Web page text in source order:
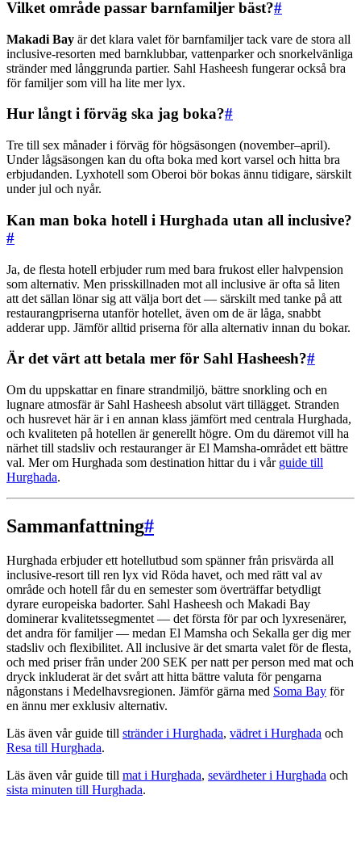
Vilket område passar barnfamiljer bäst?#
Makadi Bay är det klara valet för barnfamiljer tack vare de stora all
inclusive-resorten med barnklubbar, vattenparker och snorkelvänliga
stränder med långgrunda partier. Sahl Hasheesh fungerar också bra
för familjer som vill ha lite mer lyx.
Hur långt i förväg ska jag boka?#
Tre till sex månader i förväg för högsäsongen (november–april).
Under lågsäsongen kan du ofta boka med kort varsel och hitta bra
erbjudanden. Lyxhotell som Oberoi bör bokas ännu tidigare, särskilt
under jul och nyår.
Kan man boka hotell i Hurghada utan all inclusive?
#
Ja, de flesta hotell erbjuder rum med bara frukost eller halvpension
som alternativ. Men prisskillnaden mot all inclusive är ofta så liten
att det sällan lönar sig att välja bort det — särskilt med tanke på att
restaurangpriserna utanför hotellet, även om de är låga, snabbt
adderar upp. Jämför alltid priserna för alla alternativ innan du bokar.
Är det värt att betala mer för Sahl Hasheesh?#
Om du uppskattar en finare strandmiljö, bättre snorkling och en
lugnare atmosfär är Sahl Hasheesh absolut värt tillägget. Stranden
och husrevet här är i en annan klass jämfört med centrala Hurghada,
och kvaliteten på hotellen är generellt högre. Om du däremot vill ha
närhet till stadsliv och restauranger är El Mamsha-området ett bättre
val. Mer om Hurghada som destination hittar du i vår guide till
Hurghada.
Sammanfattning#
Hurghada erbjuder ett hotellutbud som spänner från prisvärda all
inclusive-resort till ren lyx vid Röda havet, och med rätt val av
område och hotell får du en semester som överträffar betydligt
dyrare europeiska badorter. Sahl Hasheesh och Makadi Bay
dominerar kvalitetssegmentet — det första för par och lyxresenärer,
det andra för familjer — medan El Mamsha och Sekalla ger dig mer
stadsliv och flexibilitet. All inclusive är det smarta valet för de flesta,
och med priser från under 200 SEK per natt per person med mat och
dryck inkluderat är det svårt att hitta bättre valuta för pengarna
någonstans i Medelhavsregionen. Jämför gärna med Soma Bay för
en ännu mer exklusiv alternativ.
Läs även vår guide till stränder i Hurghada, vädret i Hurghada och
Resa till Hurghada.
Läs även vår guide till mat i Hurghada, sevärdheter i Hurghada och
sista minuten till Hurghada.